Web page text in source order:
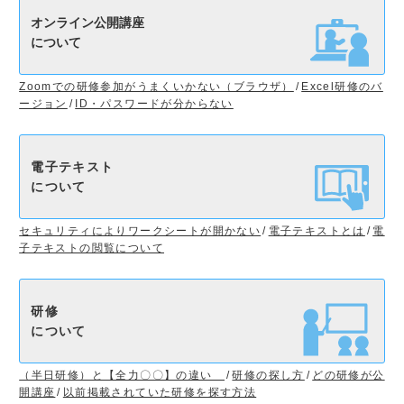
オンライン公開講座
について
Zoomでの研修参加がうまくいかない（ブラウザ）
Excel研修のバ
ージョン
ID・パスワードが分からない
電子テキスト
について
セキュリティによりワークシートが開かない 電子テキストとは
電
子テキストの閲覧について
研修
について
（半日研修）と【全力〇〇】の違い 研修の探し方
どの研修が公
開講座
以前掲載されていた研修を探す方法